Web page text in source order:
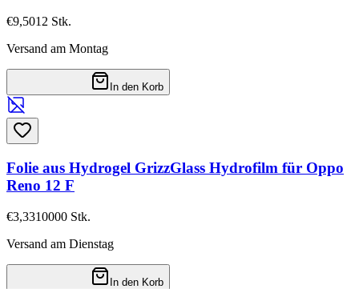
€9,5012 Stk.
Versand am Montag
In den Korb
Folie aus Hydrogel GrizzGlass Hydrofilm für Oppo
Reno 12 F
€3,3310000 Stk.
Versand am Dienstag
In den Korb